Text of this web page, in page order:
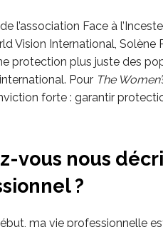
l’association Face à
Vision International,
protection plus juste des
Pour The
forte : garantir
vous nous
?
ma vie professionnelle